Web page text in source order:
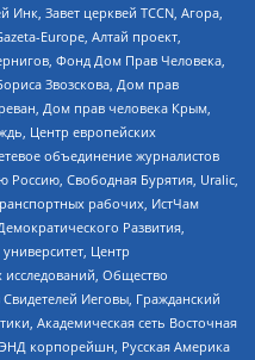
Завет церквей TCCN, Агора,
Europe, Алтай проект,
Фонд Дом Прав Человека,
Звозскова, Дом прав
Дом прав человека Крым,
Центр европейских
объединение журналистов
Россию, Свободная Бурятия, Uralic,
рабочих, ИстЧам
Развития,
Центр
Общество
Иеговы, Гражданский
Академическая сеть Восточная
корпорейшн, Русская Америка